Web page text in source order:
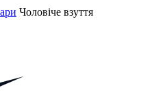
Чоловіче взуття